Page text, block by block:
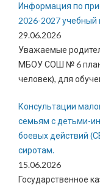
Информация по
2026-2027 учебный
29.06.2026
Уважаемые
МБОУ СОШ № 6
человек), для
Консультации
семьям с детьми-
боевых действий
сиротам.
15.06.2026
Государственное